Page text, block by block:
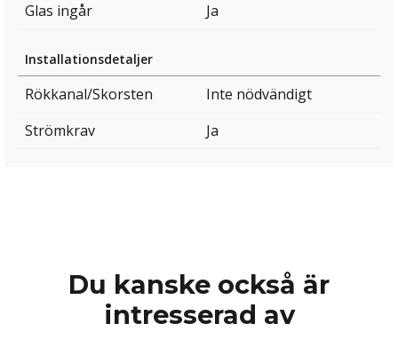
Glas ingår
Ja
Installationsdetaljer
Rökkanal/Skorsten
Inte nödvändigt
Strömkrav
Ja
Du kanske också är
intresserad av